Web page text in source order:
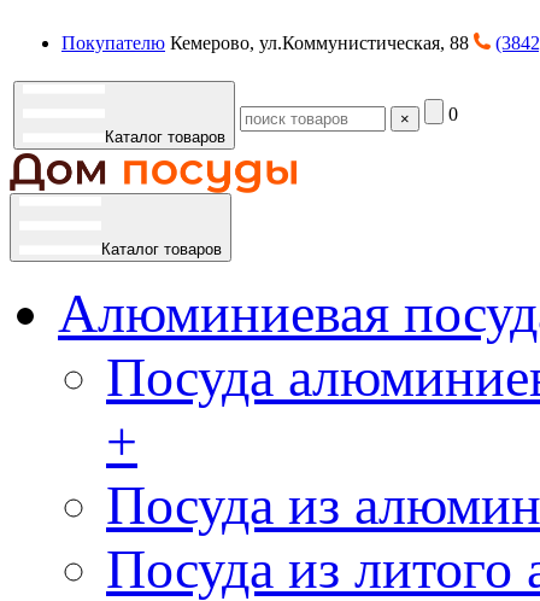
Покупателю Кемерово, ул.Коммунистическая, 88
Каталог товаров
× 0
Каталог товаров
Алюминиевая
Посуда
+
Посуда из
Посуда из